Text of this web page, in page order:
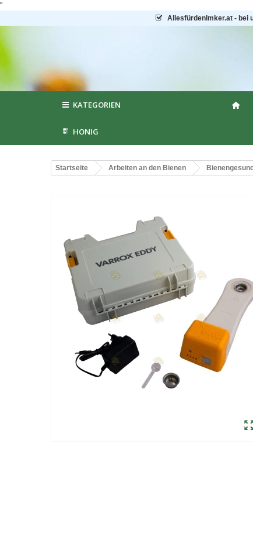
"
AllesfürdenImker.at - bei
KATEGORIEN
HONIG
Startseite Arbeiten an den Bienen